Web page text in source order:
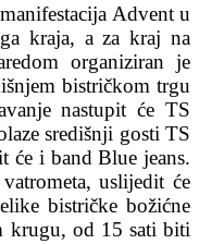
Advent u
kraja, a za kraj na
organiziran je
bistričkom trgu
nastupit će TS
središnji gosti TS
će i band Blue jeans.
uslijedit će
bistričke božićne
krugu, od 15 sati biti